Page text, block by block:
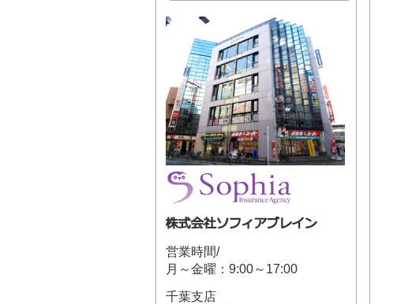
営業時間/
月～金曜：9:00～17:00
千葉支店